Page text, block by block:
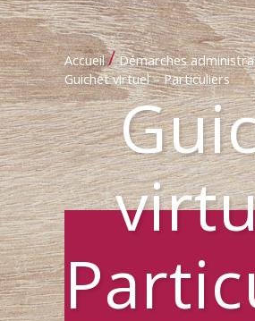
Accueil / Démarches
Guichet virtuel – Particuliers